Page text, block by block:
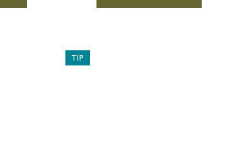
TIP